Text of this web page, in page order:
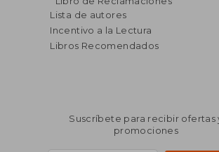
Lista de autores
Incentivo a la Lectura
Libros Recomendados
Suscríbete para recibir ofertas
promociones